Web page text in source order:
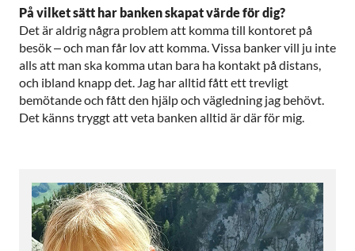
På vilket sätt har banken skapat värde för dig?
Det är aldrig några problem att komma till kontoret på
besök – och man får lov att komma. Vissa banker vill ju inte
alls att man ska komma utan bara ha kontakt på distans,
och ibland knapp det. Jag har alltid fått ett trevligt
bemötande och fått den hjälp och vägledning jag behövt.
Det känns tryggt att veta banken alltid är där för mig.